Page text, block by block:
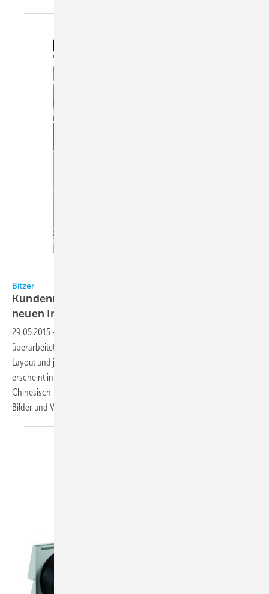
Bitzer
Kundenmagazin in frischem Design und mit
neuen Inhalten
29.05.2015 -
überarbeitet. Das Heft präsentiert sich jetzt mit einem modernen
Layout und journalistisch aufbereiteten Inhalten. Die aktuelle Ausgabe
erscheint in sechs Sprachen unter anderem in Deutsch, Englisch und
Chinesisch. Eine Online-Ausgabe bietet zusätzliche Informationen,
Bilder und Videos.